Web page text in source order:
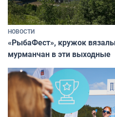
НОВОСТИ
«РыбаФест», кружок
мурманчан в эти выходные